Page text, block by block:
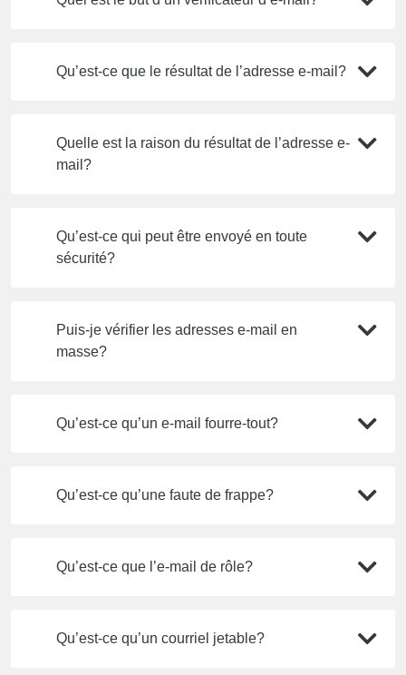
Qu’est-ce que le résultat de l’adresse e-mail?
Quelle est la raison du résultat de l’adresse e-
mail?
Qu’est-ce qui peut être envoyé en toute
sécurité?
Puis-je vérifier les adresses e-mail en
masse?
Qu’est-ce qu’un e-mail fourre-tout?
Qu’est-ce qu’une faute de frappe?
Qu’est-ce que l’e-mail de rôle?
Qu’est-ce qu’un courriel jetable?